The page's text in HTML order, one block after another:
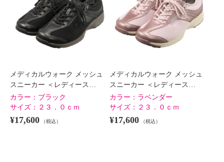
メディカルウォーク メッシュ
スニーカー ＜レディース…
カラー： ブラック
サイズ： ２３．０ｃｍ
¥17,600 （税込）
メディカルウォーク メッシュ
スニーカー ＜レディース…
カラー： ラベンダー
サイズ： ２３．０ｃｍ
¥17,600 （税込）